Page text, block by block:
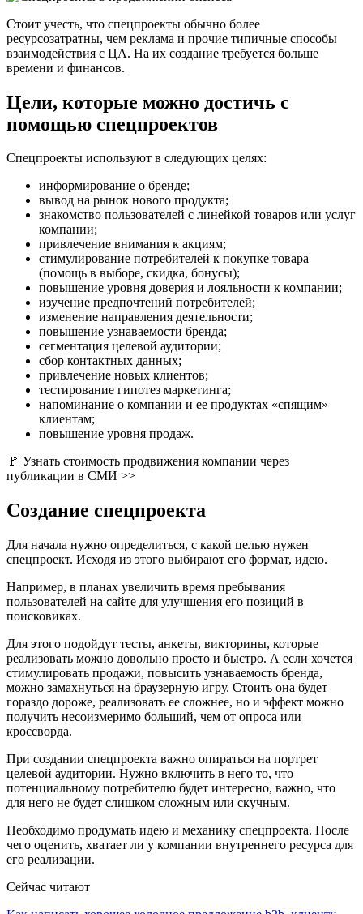
Стоит учесть, что спецпроекты обычно более
ресурсозатратны, чем реклама и прочие типичные способы
взаимодействия с ЦА. На их создание требуется больше
времени и финансов.
Цели, которые можно достичь с
помощью спецпроектов
Спецпроекты используют в следующих целях:
информирование о бренде;
вывод на рынок нового продукта;
знакомство пользователей с линейкой товаров или услуг
компании;
привлечение внимания к акциям;
стимулирование потребителей к покупке товара
(помощь в выборе, скидка, бонусы);
повышение уровня доверия и лояльности к компании;
изучение предпочтений потребителей;
изменение направления деятельности;
повышение узнаваемости бренда;
сегментация целевой аудитории;
сбор контактных данных;
привлечение новых клиентов;
тестирование гипотез маркетинга;
напоминание о компании и ее продуктах «спящим»
клиентам;
повышение уровня продаж.
🚩 Узнать стоимость продвижения компании через
публикации в СМИ >>
Создание спецпроекта
Для начала нужно определиться, с какой целью нужен
спецпроект. Исходя из этого выбирают его формат, идею.
Например, в планах увеличить время пребывания
пользователей на сайте для улучшения его позиций в
поисковиках.
Для этого подойдут тесты, анкеты, викторины, которые
реализовать можно довольно просто и быстро. А если хочется
стимулировать продажи, повысить узнаваемость бренда,
можно замахнуться на браузерную игру. Стоить она будет
гораздо дороже, реализовать ее сложнее, но и эффект можно
получить несоизмеримо больший, чем от опроса или
кроссворда.
При создании спецпроекта важно опираться на портрет
целевой аудитории. Нужно включить в него то, что
потенциальному потребителю будет интересно, важно, что
для него не будет слишком сложным или скучным.
Необходимо продумать идею и механику спецпроекта. После
чего оценить, хватает ли у компании внутреннего ресурса для
его реализации.
Сейчас читают